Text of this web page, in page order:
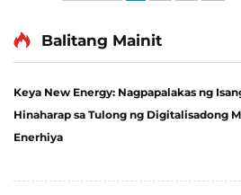
Balitang Mainit
Keya New Energy: Nagpapalakas ng
Hinaharap sa Tulong ng Digitalisadong
Enerhiya